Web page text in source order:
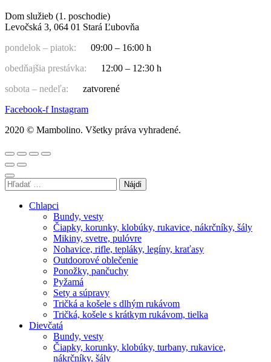
Dom služieb (1. poschodie)
Levočská 3, 064 01 Stará Ľubovňa
pondelok – piatok:
09:00 – 16:00 h
obedňajšia prestávka:
12:00 – 12:30 h
sobota – nedeľa:
zatvorené
Facebook-f Instagram
2020 © Mambolino. Všetky práva vyhradené.
Hľadať:
Chlapci
Bundy, vesty
Čiapky, korunky, klobúky, rukavice, nákrčníky, šály
Mikiny, svetre, pulóvre
Nohavice, rifle, tepláky, legíny, kraťasy
Outdoorové oblečenie
Ponožky, pančuchy
Pyžamá
Sety a súpravy
Tričká a košele s dlhým rukávom
Tričká, košele s krátkym rukávom, tielka
Dievčatá
Bundy, vesty
Čiapky, korunky, klobúky, turbany, rukavice,
nákrčníky, šály